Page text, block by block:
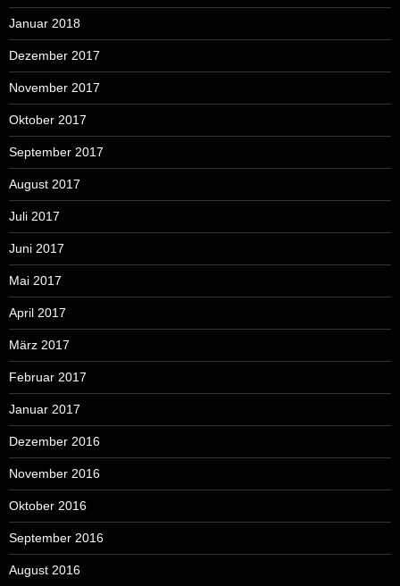
Januar 2018
Dezember 2017
November 2017
Oktober 2017
September 2017
August 2017
Juli 2017
Juni 2017
Mai 2017
April 2017
März 2017
Februar 2017
Januar 2017
Dezember 2016
November 2016
Oktober 2016
September 2016
August 2016